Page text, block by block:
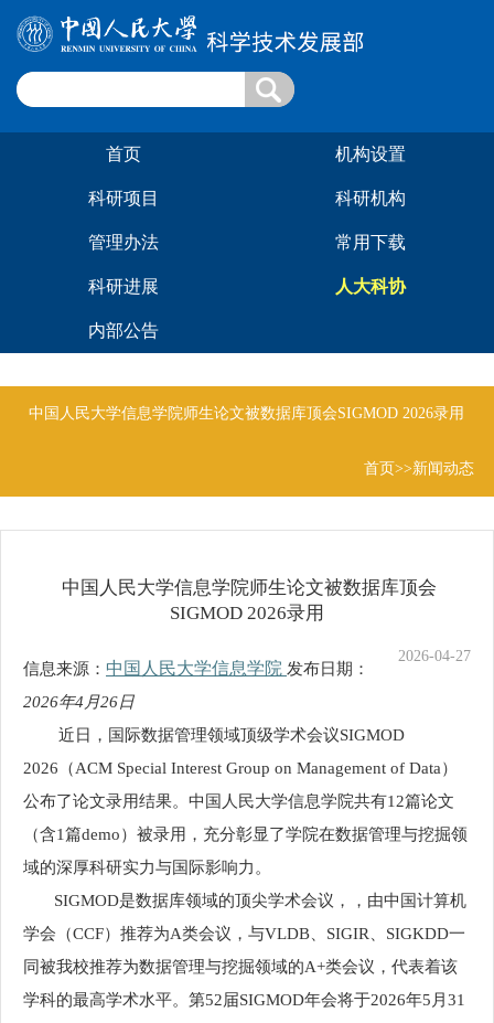
首页 机构设置
科研项目 科研机构
管理办法 常用下载
科研进展 人大科协
内部公告
中国人民大学信息学院师生论文被数据库顶会SIGMOD 2026录用
首页>>新闻动态
中国人民大学信息学院师生论文被数据库顶会
SIGMOD 2026录用
2026-04-27
信息来源： 中国人民大学信息学院 发布日期：
2026年4月26日
近日，国际数据管理领域顶级学术会议SIGMOD
2026（ACM Special Interest Group on Management of Data）
公布了论文录用结果。中国人民大学信息学院共有12篇论文
（含1篇demo）被录用，充分彰显了学院在数据管理与挖掘领
域的深厚科研实力与国际影响力。
SIGMOD是数据库领域的顶尖学术会议，，由中国计算机
学会（CCF）推荐为A类会议，与VLDB、SIGIR、SIGKDD一
同被我校推荐为数据管理与挖掘领域的A+类会议，代表着该
学科的最高学术水平。第52届SIGMOD年会将于2026年5月31